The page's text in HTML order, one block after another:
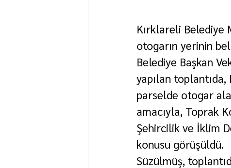
Kırklareli Belediye
otogarın yerinin
Belediye Başkan
yapılan
parselde otogar
amacıyla, Toprak
Şehircilik ve İklim
konusu görüşüldü.
Süzülmüş,